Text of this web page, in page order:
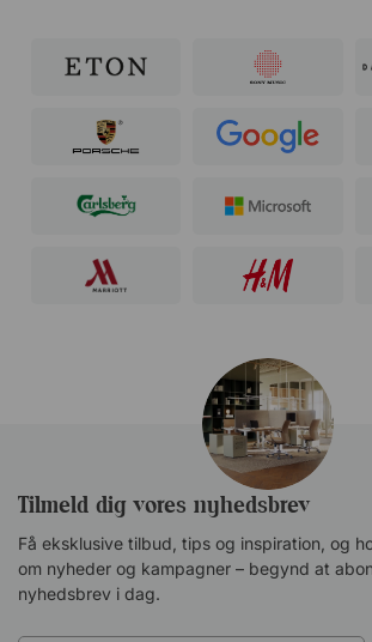
Tilmeld dig vores nyhedsbrev
Få eksklusive tilbud, tips og inspiration, og
om nyheder og kampagner – begynd at
nyhedsbrev i dag.